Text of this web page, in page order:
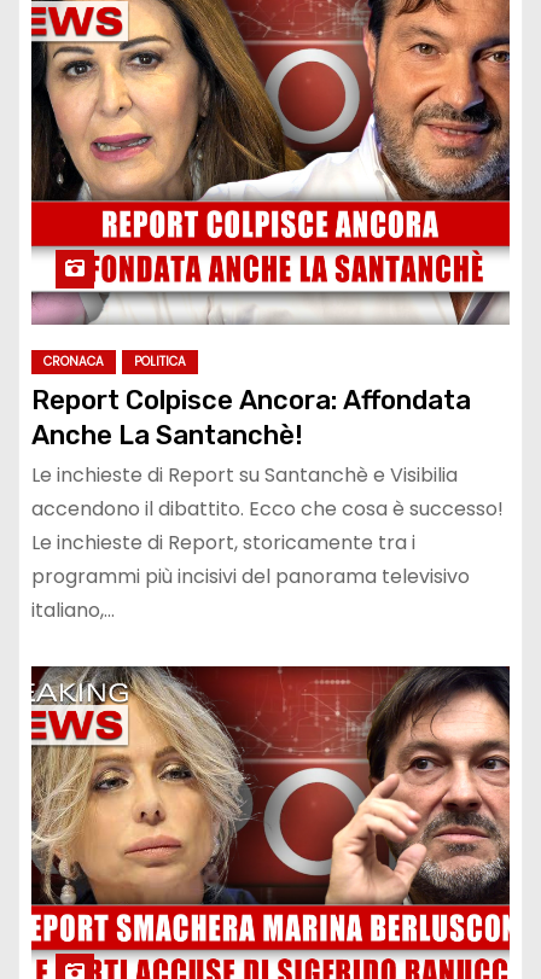
CRONACA POLITICA
Report Colpisce Ancora: Affondata
Anche La Santanchè!
Le inchieste di Report su Santanchè e Visibilia
accendono il dibattito. Ecco che cosa è successo!
Le inchieste di Report, storicamente tra i
programmi più incisivi del panorama televisivo
italiano,…